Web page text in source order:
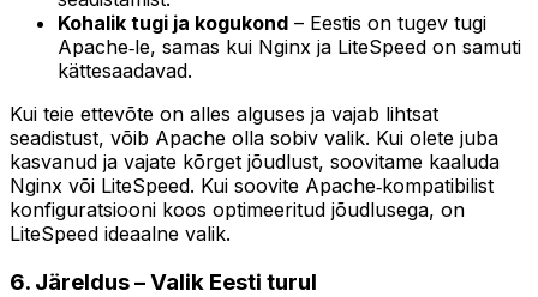
Kohalik tugi ja kogukond – Eestis on tugev tugi
Apache‑le, samas kui Nginx ja LiteSpeed on samuti
kättesaadavad.
Kui teie ettevõte on alles alguses ja vajab lihtsat
seadistust, võib Apache olla sobiv valik. Kui olete juba
kasvanud ja vajate kõrget jõudlust, soovitame kaaluda
Nginx või LiteSpeed. Kui soovite Apache‑kompatibilist
konfiguratsiooni koos optimeeritud jõudlusega, on
LiteSpeed ideaalne valik.
6. Järeldus – Valik Eesti turul